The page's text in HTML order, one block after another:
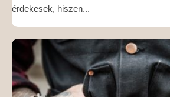
érdekesek, hiszen...